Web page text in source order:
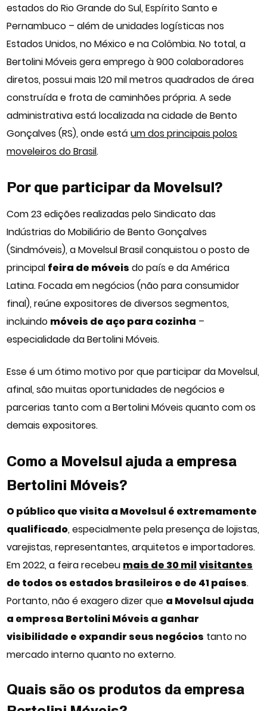
estados do Rio Grande do Sul, Espírito Santo e
Pernambuco – além de unidades logísticas nos
Estados Unidos, no México e na Colômbia. No total, a
Bertolini Móveis gera emprego à 900 colaboradores
diretos, possui mais 120 mil metros quadrados de área
construída e frota de caminhões própria. A sede
administrativa está localizada na cidade de Bento
Gonçalves (RS), onde estáum dos principais polos
moveleiros do Brasil.
Por que participar da Movelsul?
Com 23 edições realizadas pelo Sindicato das
Indústrias do Mobiliário de Bento Gonçalves
(Sindmóveis), a Movelsul Brasil conquistou o posto de
principal feira de móveis do país e da América
Latina. Focada em negócios (não para consumidor
final), reúne expositores de diversos segmentos,
incluindo móveis de aço para cozinha –
especialidade da Bertolini Móveis.
Esse é um ótimo motivo por que participar da Movelsul,
afinal, são muitas oportunidades de negócios e
parcerias tanto com a Bertolini Móveis quanto com os
demais expositores.
Como a Movelsul ajuda a empresa
Bertolini Móveis?
O público que visita a Movelsul é extremamente
qualificado, especialmente pela presença de lojistas,
varejistas, representantes, arquitetos e importadores.
Em 2022, a feira recebeu mais de 30 milvisitantes
de todos os estados brasileiros e de 41 países.
Portanto, não é exagero dizer que a Movelsul ajuda
a empresa Bertolini Móveis a ganhar
visibilidade e expandir seus negócios tanto no
mercado interno quanto no externo.
Quais são os produtos da empresa